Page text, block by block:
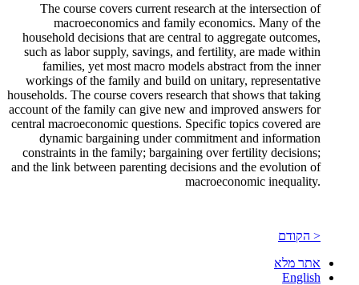
The course covers current research at the intersection of
macroeconomics and family economics. Many of the
household decisions that are central to aggregate outcomes,
such as labor supply, savings, and fertility, are made within
families, yet most macro models abstract from the inner
workings of the family and build on unitary, representative
households. The course covers research that shows that taking
account of the family can give new and improved answers for
central macroeconomic questions. Specific topics covered are
dynamic bargaining under commitment and information
constraints in the family; bargaining over fertility decisions;
and the link between parenting decisions and the evolution of
macroeconomic inequality.
< הקודם
אתר מלא
English